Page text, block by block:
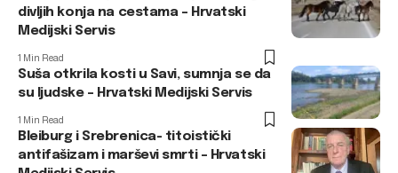
divljih konja na cestama – Hrvatski
Medijski Servis
1 Min Read
Suša otkrila kosti u Savi, sumnja se da
su ljudske – Hrvatski Medijski Servis
1 Min Read
Bleiburg i Srebrenica- titoistički
antifašizam i marševi smrti – Hrvatski